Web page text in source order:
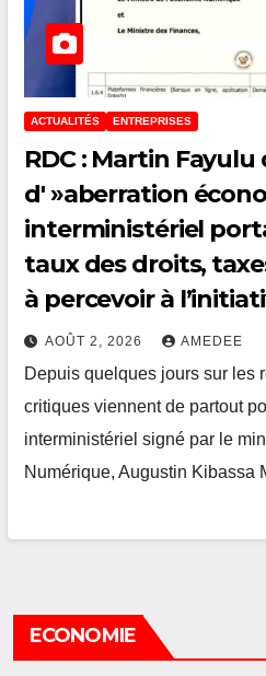
ACTUALITÉS ENTREPRISES
RDC : Martin
d' »aberration
interministériel
taux des droits,
à percevoir à
du Numérique
AOÛT 2, 2026 AMEDEE
Depuis quelques jours sur les
critiques viennent de partout
interministériel signé par le
Numérique, Augustin Kibassa
ECONOMIE